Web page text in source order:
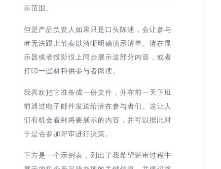
示范围。
但是产品负责人如果只是口头陈述，会让参与
者无法跟上节奏以清晰明确演示清单。请在显
示器或者投影仪上同步展示这部分内容，或者
打印一些材料供参与者阅读。
我喜欢把它准备成一份文件，并在前一天下班
前通过电子邮件发送给潜在参与者们。这让人
们有机会看到将要展示的内容，并可以据此对
于是否参加评审进行决策。
下方是一个示例表，列出了我希望评审过程中